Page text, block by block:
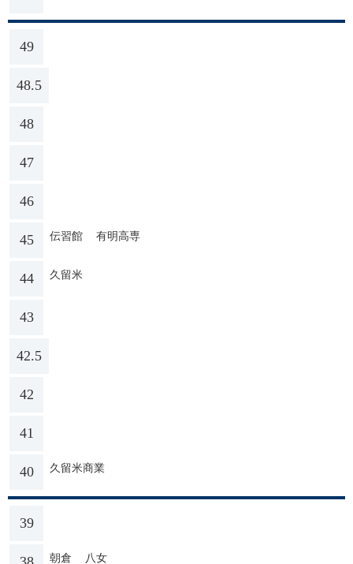
49
48.5
48
47
46
45 伝習館 有明高専
44 久留米
43
42.5
42
41
40 久留米商業
39
朝倉 八女